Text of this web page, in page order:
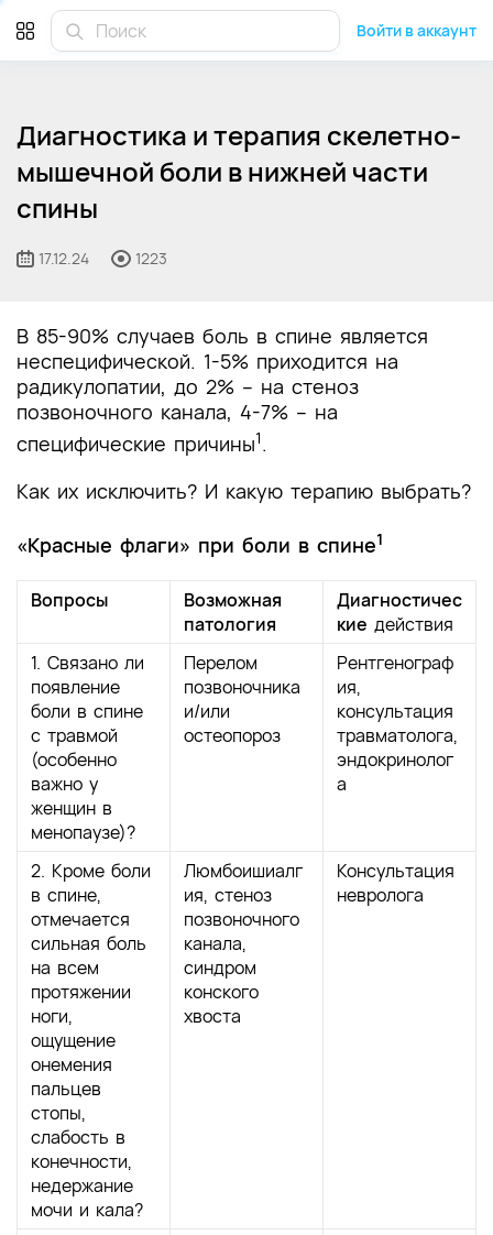
Войти в аккаунт
Диагностика и терапия скелетно-
мышечной боли в нижней части
спины
17.12.24 1223
В 85-90% случаев боль в спине является
неспецифической. 1-5% приходится на
радикулопатии, до 2% – на стеноз
позвоночного канала, 4-7% – на
специфические причины1.
Как их исключить? И какую терапию выбрать?
«Красные флаги» при боли в спине1
Вопросы
Возможная
патология
Диагностичес
кие действия
1. Связано ли
появление
боли в спине
с травмой
(особенно
важно у
женщин в
менопаузе)?
Перелом
позвоночника
и/или
остеопороз
Рентгенограф
ия,
консультация
травматолога,
эндокринолог
а
2. Кроме боли
в спине,
отмечается
сильная боль
на всем
протяжении
ноги,
ощущение
онемения
пальцев
стопы,
слабость в
конечности,
недержание
мочи и кала?
Люмбоишиалг
ия, стеноз
позвоночного
канала,
синдром
конского
хвоста
Консультация
невролога